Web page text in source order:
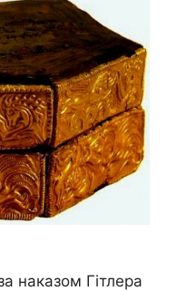
наказом Гітлера